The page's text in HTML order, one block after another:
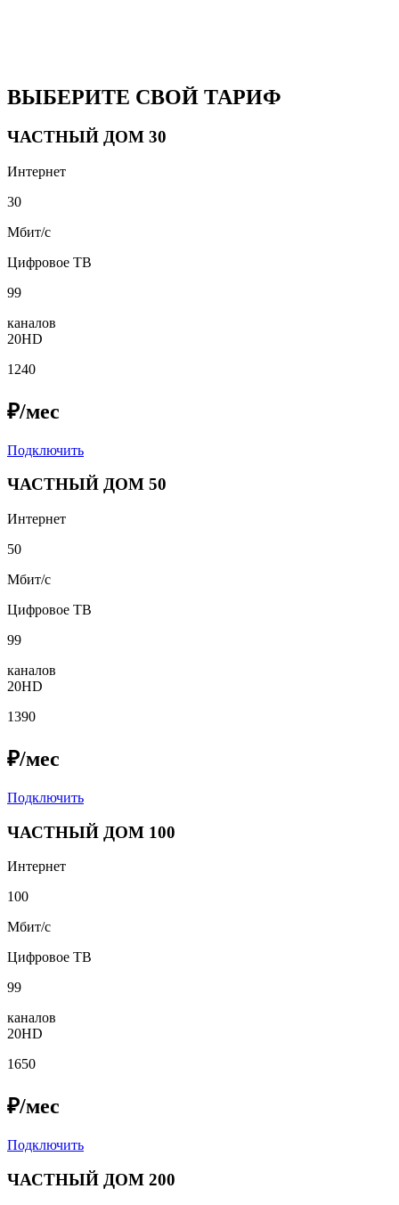
ВЫБЕРИТЕ СВОЙ ТАРИФ
ЧАСТНЫЙ ДОМ 30
Интернет
30
Мбит/с
Цифровое ТВ
99
каналов
20HD
1240
₽/мес
Подключить
ЧАСТНЫЙ ДОМ 50
Интернет
50
Мбит/с
Цифровое ТВ
99
каналов
20HD
1390
₽/мес
Подключить
ЧАСТНЫЙ ДОМ 100
Интернет
100
Мбит/с
Цифровое ТВ
99
каналов
20HD
1650
₽/мес
Подключить
ЧАСТНЫЙ ДОМ 200